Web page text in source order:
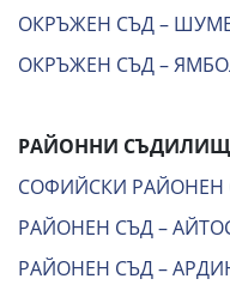
ОКРЪЖЕН СЪД –
ОКРЪЖЕН СЪД –
РАЙОННИ
СОФИЙСКИ РАЙОНЕН
РАЙОНЕН СЪД –
РАЙОНЕН СЪД –